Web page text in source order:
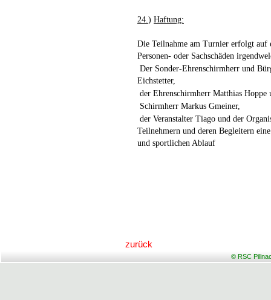
24.) Haftung:
Die Teilnahme am Turnier erfolgt auf
Personen- oder Sachschäden
Der Sonder-Ehrenschirmherr und
Eichstetter,
der Ehrenschirmherr Matthias Hoppe
Schirmherr Markus Gmeiner,
der Veranstalter Tiago und der
Teilnehmern und deren Begleitern
und sportlichen Ablauf
zurück
© RSC